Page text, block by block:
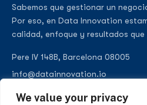
We value your privacy
Sabemos que gestionar un
Por eso, en Data Innovation
calidad, enfoque y resultados
Pere IV 148B, Barcelona 08005
info@datainnovation.io